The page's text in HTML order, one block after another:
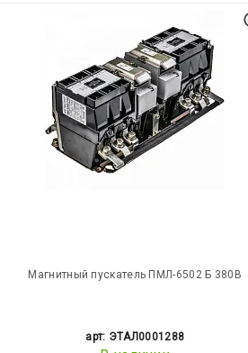
Магнитный пускатель ПМЛ-6502 Б 380В
арт: ЭТАЛ0001288